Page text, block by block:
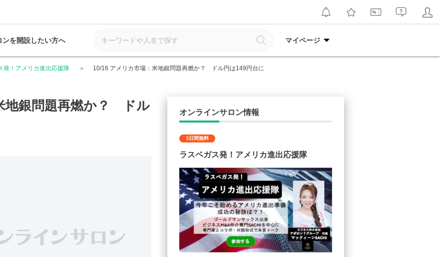
ンを開設したい方へ マイページ
発！アメリカ進出応援隊 10/16 アメリカ市場：米地銀問題再燃か？ ドル円は149円台に
地銀問題再燃か？ ドル
オンラインサロン情報
3日間無料
ラスベガス発！アメリカ進出応援隊